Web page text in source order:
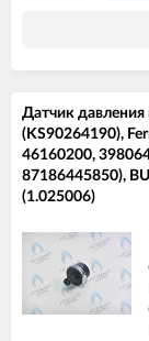
Датчик
(KS90264190),
46160200,
87186445850),
(1.025006)